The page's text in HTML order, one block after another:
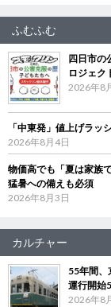
ふむふむ
四日市の
ロジェ
2026年8
「中東発」値上げラ
2026年8月4日
物価高でも「夏は家族
猛暑への備えも必須
2026年8月3日
カルチャー
55年間、
運行開始
2026年8